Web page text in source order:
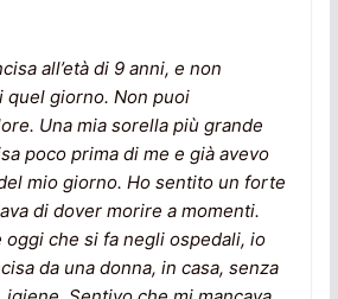
all’età di 9 anni, e non
quel giorno. Non puoi
Una mia sorella più grande
poco prima di me e già avevo
mio giorno. Ho sentito un forte
di dover morire a momenti.
oggi che si fa negli ospedali, io
da una donna, in casa, senza